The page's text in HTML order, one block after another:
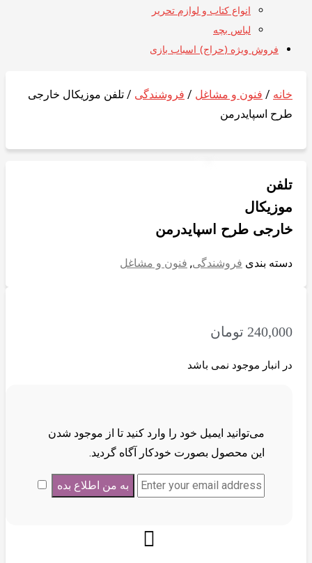
انواع کتاب و لوازم تحریر
لباس بچه
فروش ویژه (حراج) اسباب بازی
خانه / فنون و مشاغل / فروشندگی / تلفن موزیکال خارجی
طرح اسپایدرمن
تلفن
موزیکال
خارجی طرح اسپایدرمن
دسته بندی فروشندگی, فنون و مشاغل
240,000 تومان
در انبار موجود نمی باشد
می‌توانید ایمیل خود را وارد کنید تا از موجود شدن
این محصول بصورت خودکار آگاه گردید.